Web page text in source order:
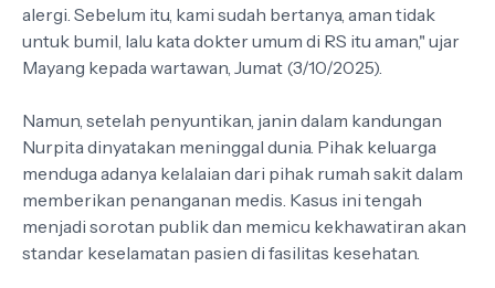
alergi. Sebelum itu, kami sudah bertanya, aman tidak
untuk bumil, lalu kata dokter umum di RS itu aman," ujar
Mayang kepada wartawan, Jumat (3/10/2025).
Namun, setelah penyuntikan, janin dalam kandungan
Nurpita dinyatakan meninggal dunia. Pihak keluarga
menduga adanya kelalaian dari pihak rumah sakit dalam
memberikan penanganan medis. Kasus ini tengah
menjadi sorotan publik dan memicu kekhawatiran akan
standar keselamatan pasien di fasilitas kesehatan.